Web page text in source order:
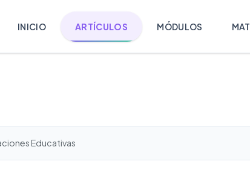
INICIO ARTÍCULOS MÓDULOS
Educativas